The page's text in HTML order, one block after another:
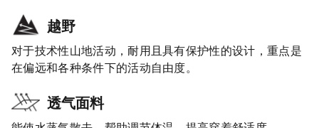
越野
对于技术性山地活动，耐用且具有保护性的设计，重点是
在偏远和各种条件下的活动自由度。
透气面料